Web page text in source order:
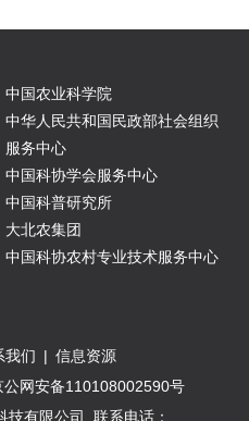
中国农业科学院
中华人民共和国民政部社会组织
服务中心
中国科协学会服务中心
中国科普研究所
大北农集团
中国科协农村专业技术服务中心
我们 | 信息资源
公网安备110108002590号
技有限公司
联系电话：